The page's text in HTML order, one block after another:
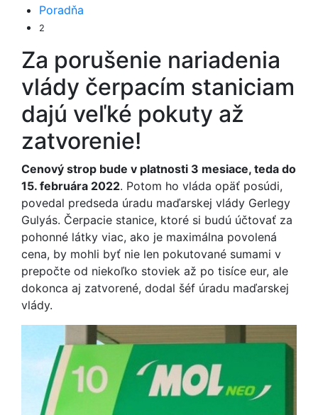
Poradňa
2
Za porušenie nariadenia
vlády čerpacím staniciam
dajú veľké pokuty až
zatvorenie!
Cenový strop bude v platnosti 3 mesiace, teda do
15. februára 2022. Potom ho vláda opäť posúdi,
povedal predseda úradu maďarskej vlády Gerlegy
Gulyás. Čerpacie stanice, ktoré si budú účtovať za
pohonné látky viac, ako je maximálna povolená
cena, by mohli byť nie len pokutované sumami v
prepočte od niekoľko stoviek až po tisíce eur, ale
dokonca aj zatvorené, dodal šéf úradu maďarskej
vlády.